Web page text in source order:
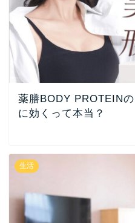
薬膳BODY PROTEIN
に効くって本当？
生活